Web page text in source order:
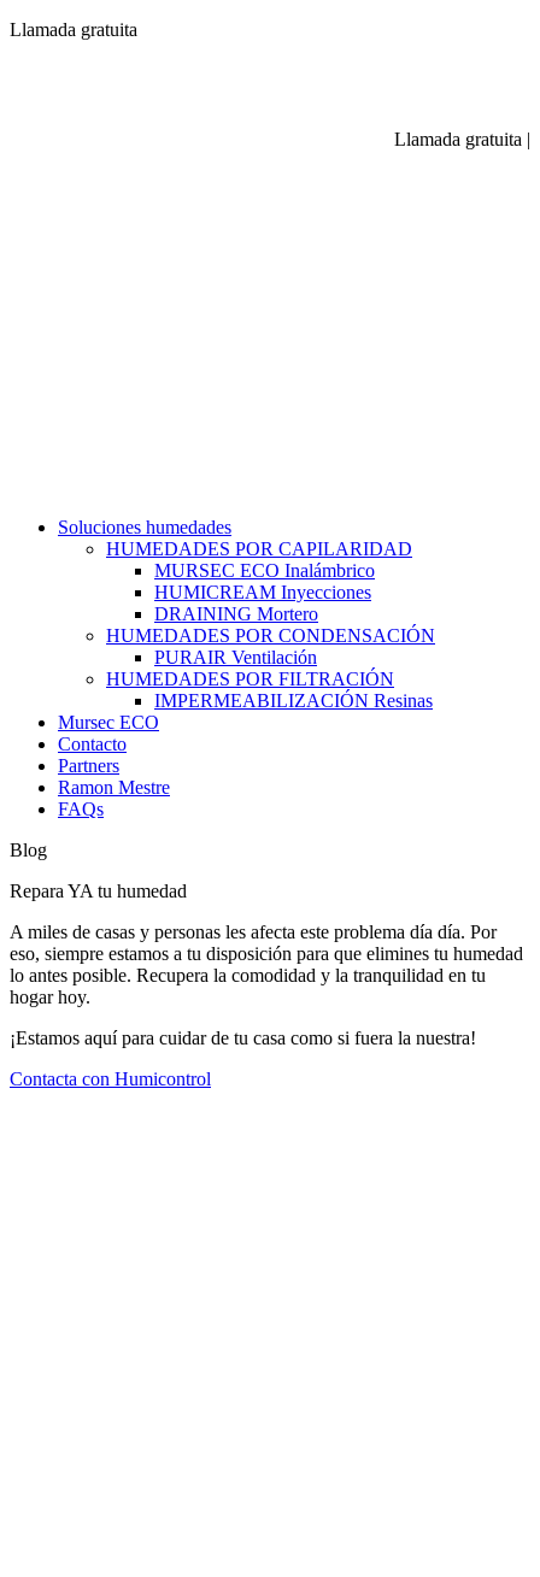
Llamada gratuita
Llamada gratuita |
Soluciones humedades
HUMEDADES POR CAPILARIDAD
MURSEC ECO Inalámbrico
HUMICREAM Inyecciones
DRAINING Mortero
HUMEDADES POR CONDENSACIÓN
PURAIR Ventilación
HUMEDADES POR FILTRACIÓN
IMPERMEABILIZACIÓN Resinas
Mursec ECO
Contacto
Partners
Ramon Mestre
FAQs
Blog
Repara YA tu humedad
A miles de casas y personas les afecta este problema día día. Por
eso, siempre estamos a tu disposición para que elimines tu humedad
lo antes posible. Recupera la comodidad y la tranquilidad en tu
hogar hoy.
¡Estamos aquí para cuidar de tu casa como si fuera la nuestra!
Contacta con Humicontrol